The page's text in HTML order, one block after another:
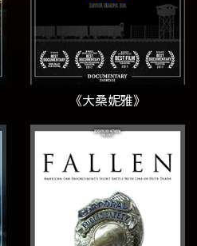
《大桑妮雅》